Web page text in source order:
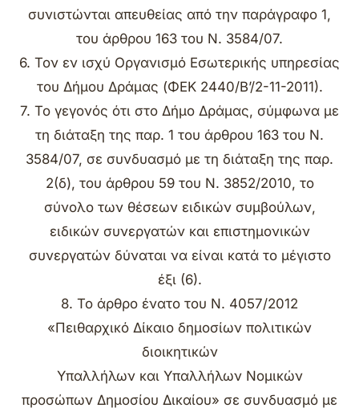
συνιστώνται απευθείας από την παράγραφο 1,
του άρθρου 163 του Ν. 3584/07.
6. Τον εν ισχύ Οργανισμό Εσωτερικής υπηρεσίας
του Δήμου Δράμας (ΦΕΚ 2440/Β’/2-11-2011).
7. Το γεγονός ότι στο Δήμο Δράμας, σύμφωνα με
τη διάταξη της παρ. 1 του άρθρου 163 του Ν.
3584/07, σε συνδυασμό με τη διάταξη της παρ.
2(δ), του άρθρου 59 του Ν. 3852/2010, το
σύνολο των θέσεων ειδικών συμβούλων,
ειδικών συνεργατών και επιστημονικών
συνεργατών δύναται να είναι κατά το μέγιστο
έξι (6).
8. Το άρθρο ένατο του Ν. 4057/2012
«Πειθαρχικό Δίκαιο δημοσίων πολιτικών
διοικητικών
Υπαλλήλων και Υπαλλήλων Νομικών
προσώπων Δημοσίου Δικαίου» σε συνδυασμό με